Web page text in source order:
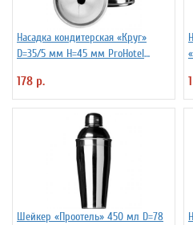
Насадка кондитерская «Круг»
D=35/5 мм H=45 мм ProHotel
178 р.
Шейкер «Проотель» 450 мл D=78